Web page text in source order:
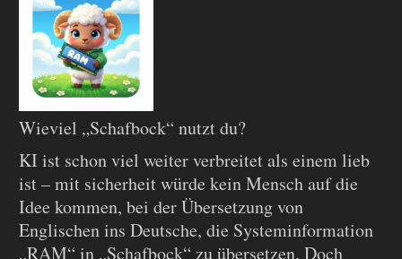
Wieviel „Schafbock“ nutzt du?
KI ist schon viel weiter verbreitet als einem lieb
ist – mit sicherheit würde kein Mensch auf die
Idee kommen, bei der Übersetzung von
Englischen ins Deutsche, die Systeminformation
„RAM“ in „Schafbock“ zu übersetzen. Doch